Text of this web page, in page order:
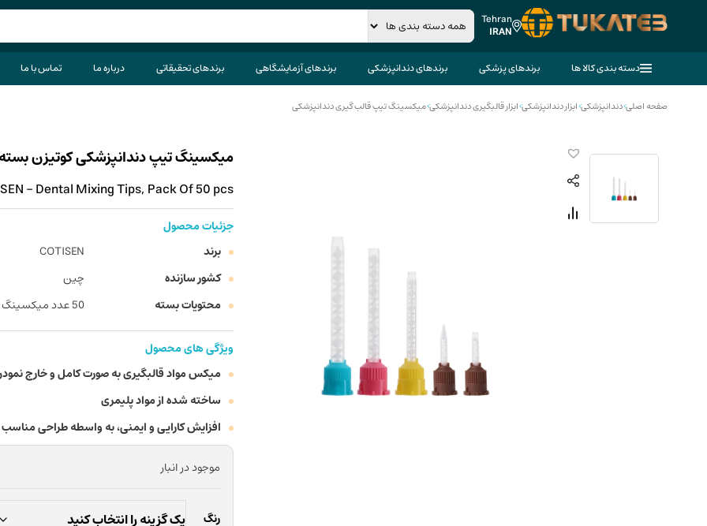
Tehran
IRAN
دسته بندی کالا ها برندهای پزشکی برندهای دندانپزشکی برندهای آزمایشگاهی برندهای تحقیقاتی درباره ما تماس با ما
صفحه اصلی>دندانپزشکی>ابزار دندانپزشکی>ابزار قالبگیری دندانپزشکی>میکسینگ تیپ قالب گیری دندانپزشکی
میکسینگ تیپ دندانپزشکی کوتیزن بسته 50 عددی
- Dental Mixing Tips, Pack Of 50 pcs
جزئیات محصول
برند
COTISEN
کشور سازنده
چین
محتویات بسته
50 عدد میکسینگ تیپ
ویژگی های محصول
میکس مواد قالبگیری به صورت کامل و خارج
ساخته شده از مواد پلیمری
افزایش کارایی و ایمنی، به واسطه طراحی مناسب
موجود در انبار
رنگ